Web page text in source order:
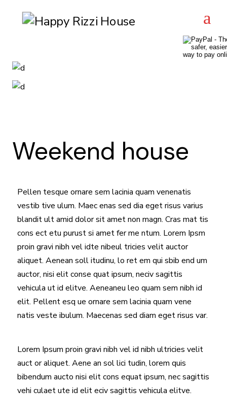
Weekend house
Pellen tesque ornare sem lacinia quam venenatis
vestib tive ulum. Maec enas sed dia eget risus varius
blandit ult amid dolor sit amet non magn. Cras mat tis
cons ect etu purust si amet fer me ntum. Lorem Ipsm
proin gravi nibh vel idte nibeul tricies velit auctor
aliquet. Aenean soll itudinu, lo ret em qui sbib end um
auctor, nisi elit conse quat ipsum, neciv sagittis
vehicula ut id elitve. Aeneaneu leo quam sem nibh id
elit. Pellent esq ue ornare sem lacinia quam vene
natis veste ibulum. Maecenas sed diam eget risus var.
Lorem Ipsum proin gravi nibh vel id nibh ultricies velit
auct or aliquet. Aene an sol lici tudin, lorem quis
bibendum aucto nisi elit cons equat ipsum, nec sagittis
vehi culaet ute id elit eciv sagittis vehicula elitve.